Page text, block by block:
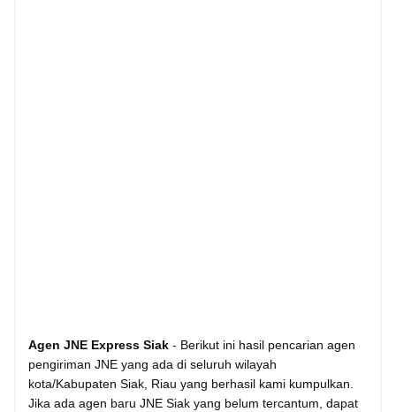
Agen JNE Express Siak - Berikut ini hasil pencarian agen
pengiriman JNE yang ada di seluruh wilayah
kota/Kabupaten Siak, Riau yang berhasil kami kumpulkan.
Jika ada agen baru JNE Siak yang belum tercantum, dapat